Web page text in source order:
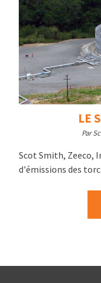
LE
Par
Scot Smith, Zeeco,
d'émissions des